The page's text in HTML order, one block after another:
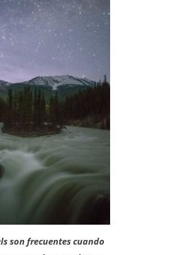
son frecuentes cuando